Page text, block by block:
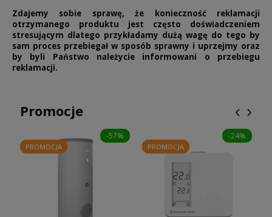
Zdajemy sobie sprawę, że konieczność reklamacji
otrzymanego produktu jest często doświadczeniem
stresującym dlatego przykładamy dużą wagę do tego by
sam proces przebiegał w sposób sprawny i uprzejmy oraz
by byli Państwo należycie informowani o przebiegu
reklamacji.
Promocje
-57%
PROMOCJA
-24%
PROMOCJA
‹ ›